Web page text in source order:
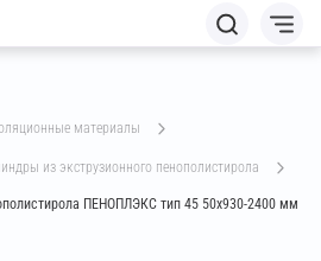
материалы
из экструзионного пенополистирола
ПЕНОПЛЭКС тип 45 50х930-2400 мм